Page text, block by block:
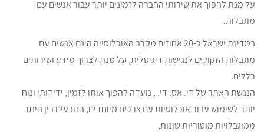
על מנת להפוך את שירותי החברה לזמינים יותר עבור אנשים עם
מוגבלות.
במדינת ישראל כ-20 אחוזים מקרב האוכלוסייה הינם אנשים עם
מוגבלות הזקוקים לנגישות דיגיטלית, על מנת לצרוך מידע ושירותים
כללים.
הנגשת האתר של די. אס. די. , נועדה להפוך אותו לזמין, ידידותי ונוח
יותר לשימוש עבור אוכלוסיות עם צרכים מיוחדים, הנובעים בין היתר
ממוגבלויות מוטוריות שונות,